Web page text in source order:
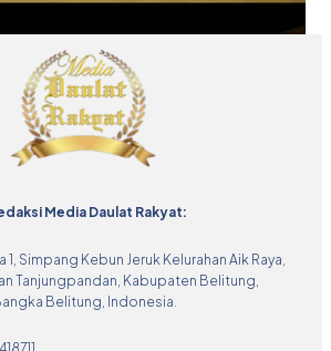
Media Daulat Rakyat:
1, Simpang Kebun Jeruk Kelurahan Aik Raya,
Tanjungpandan, Kabupaten Belitung,
Belitung, Indonesia.